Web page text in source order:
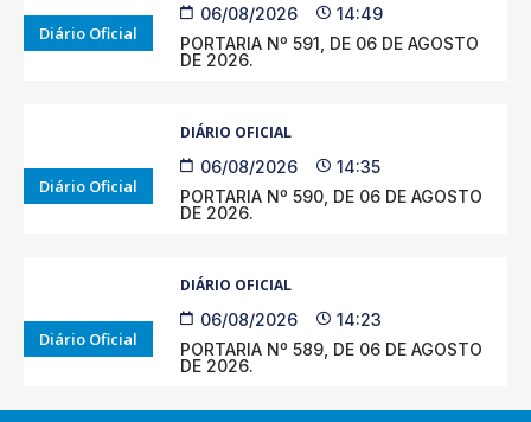
Diário Oficial
06/08/2026
14:49
PORTARIA Nº 591, DE 06 DE AGOSTO
DE 2026.
Diário Oficial
DIÁRIO OFICIAL
06/08/2026
14:35
PORTARIA Nº 590, DE 06 DE AGOSTO
DE 2026.
Diário Oficial
DIÁRIO OFICIAL
06/08/2026
14:23
PORTARIA Nº 589, DE 06 DE AGOSTO
DE 2026.